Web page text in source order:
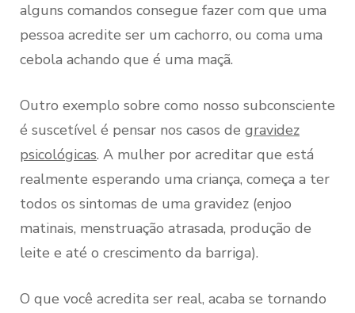
alguns comandos consegue fazer com que uma
pessoa acredite ser um cachorro, ou coma uma
cebola achando que é uma maçã.
Outro exemplo sobre como nosso subconsciente
é suscetível é pensar nos casos de gravidez
psicológicas. A mulher por acreditar que está
realmente esperando uma criança, começa a ter
todos os sintomas de uma gravidez (enjoo
matinais, menstruação atrasada, produção de
leite e até o crescimento da barriga).
O que você acredita ser real, acaba se tornando